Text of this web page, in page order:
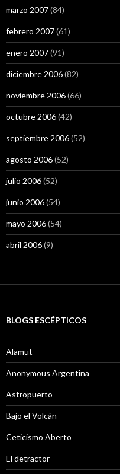
marzo 2007(84)
febrero 2007(61)
enero 2007(91)
diciembre 2006(82)
noviembre 2006(66)
octubre 2006(42)
septiembre 2006(52)
agosto 2006(52)
julio 2006(52)
junio 2006(54)
mayo 2006(54)
abril 2006(9)
BLOGS ESCÉPTICOS
Alamut
Anonymous Argentina
Astropuerto
Bajo el Volcán
Ceticismo Aberto
El detractor